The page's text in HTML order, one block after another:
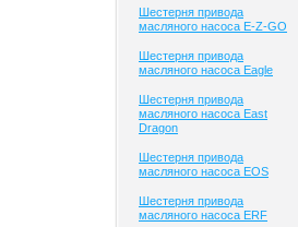
Шестерня привода
масляного насоса E-Z-GO
Шестерня привода
масляного насоса Eagle
Шестерня привода
масляного насоса East
Dragon
Шестерня привода
масляного насоса EOS
Шестерня привода
масляного насоса ERF